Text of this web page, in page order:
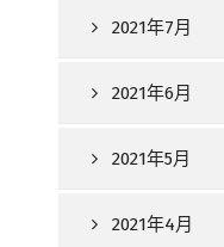
2021年7月
2021年6月
2021年5月
2021年4月